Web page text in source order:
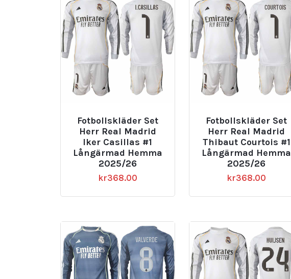
Fotbollskläder Set
Herr Real Madrid
Iker Casillas #1
Långärmad Hemma
2025/26
kr368.00
Fotbollskläder Set
Herr Real Madrid
Thibaut Courtois #1
Långärmad Hemma
2025/26
kr368.00